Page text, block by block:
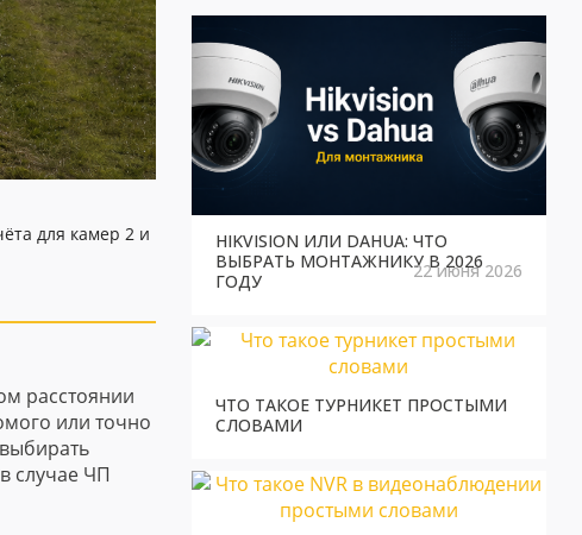
для камер 2 и
расстоянии
или точно
случае ЧП
HIKVISION ИЛИ DAHUA: ЧТО
ВЫБРАТЬ МОНТАЖНИКУ В 2026
ГОДУ
22 июня 2026
ЧТО ТАКОЕ ТУРНИКЕТ ПРОСТЫМИ
СЛОВАМИ